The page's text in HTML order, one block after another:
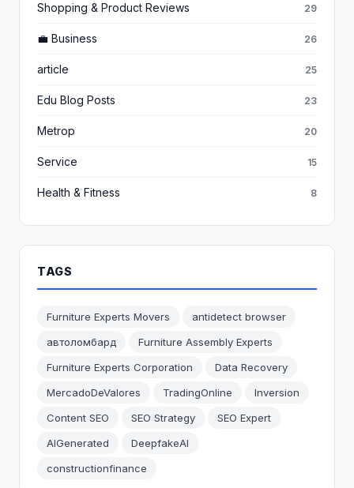
Shopping & Product Reviews 29
💼 Business 26
article 25
Edu Blog Posts 23
Metrop 20
Service 15
Health & Fitness 8
TAGS
Furniture Experts Movers
antidetect browser
автоломбард
Furniture Assembly Experts
Furniture Experts Corporation
Data Recovery
MercadoDeValores
TradingOnline
Inversion
Content SEO
SEO Strategy
SEO Expert
AIGenerated
DeepfakeAI
constructionfinance